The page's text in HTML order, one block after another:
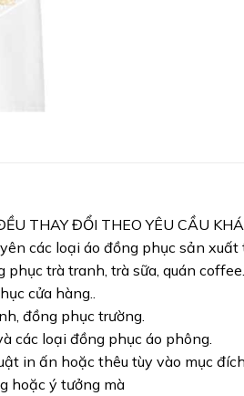
THAY ĐỔI THEO YÊU CẦU
các loại áo đồng phục sản xuất
trà tranh, trà sữa, quán coffee.
cửa hàng..
đồng phục trường.
các loại đồng phục áo phông.
in ấn hoặc thêu tùy vào mục
hoặc ý tưởng mà